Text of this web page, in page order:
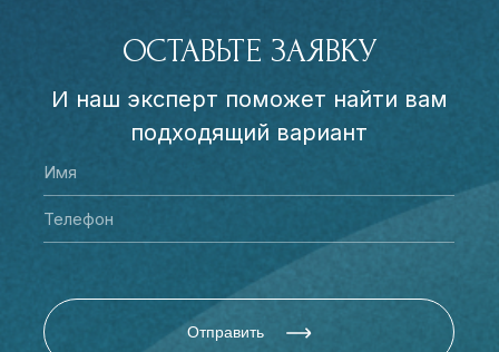
ОСТАВЬТЕ ЗАЯВКУ
И наш эксперт поможет найти вам
подходящий вариант
Отправить